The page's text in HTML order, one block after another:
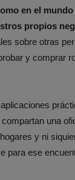
en el
propios
sobre otras
y comprar
una
y ni
para ese